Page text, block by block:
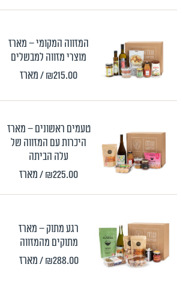
המזווה המקומי – מארז
מוצרי מזווה למבשלים
₪215.00/ מארז
טעמים ראשונים – מארז
היכרות עם המזווה של
עלה הביתה
₪225.00/ מארז
רגע מתוק – מארז
מתוקים מהמזווה
₪288.00 / מארז